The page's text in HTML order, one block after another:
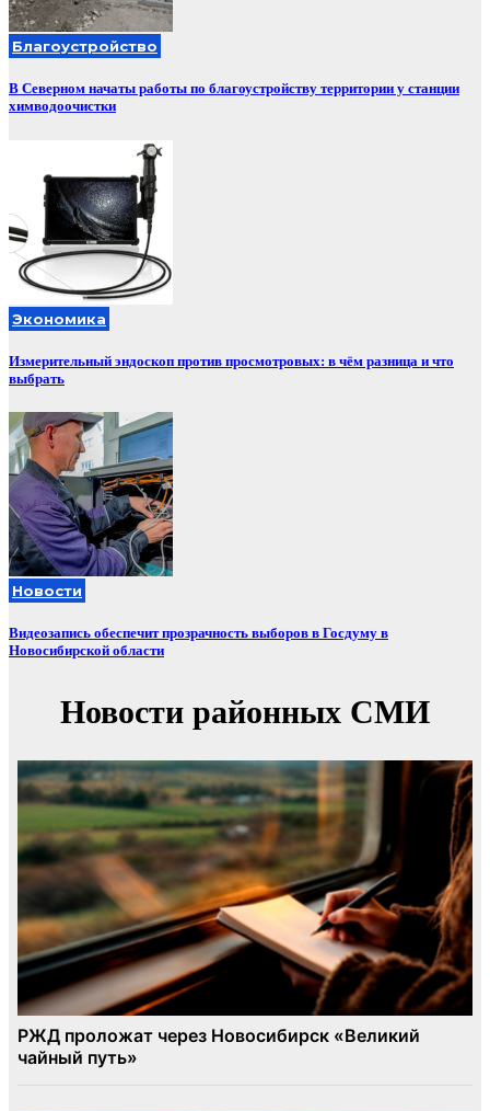
Благоустройство
В Северном начаты работы по благоустройству территории у станции
химводоочистки
Экономика
Измерительный эндоскоп против просмотровых: в чём разница и что
выбрать
Новости
Видеозапись обеспечит прозрачность выборов в Госдуму в
Новосибирской области